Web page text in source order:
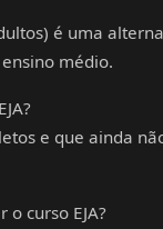
é uma
ensino médio.
e que ainda
curso EJA?